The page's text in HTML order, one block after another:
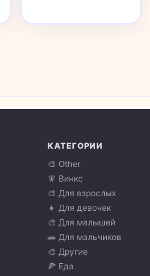
КАТЕГОРИИ
🎨 Other
🧚 Винкс
🎨 Для взрослых
👧 Для девочек
🎨 Для малышей
🚗 Для мальчиков
🎨 Другие
🍕 Еда